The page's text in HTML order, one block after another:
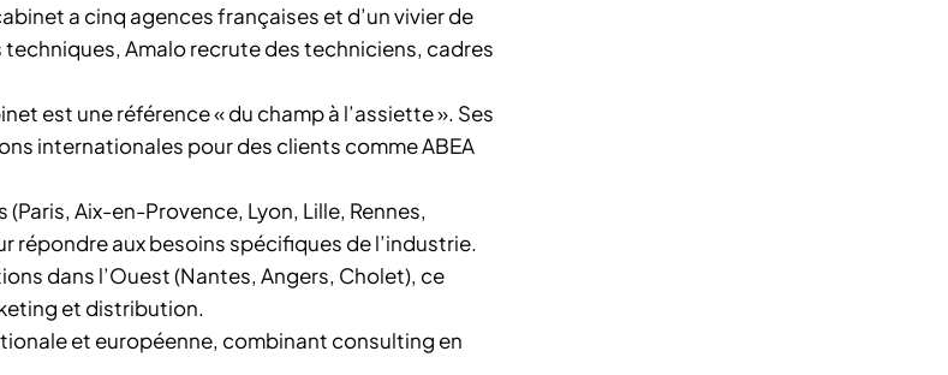
a cinq agences françaises et d’un vivier de
Amalo recrute des techniciens, cadres
est une référence « du champ à l’assiette ». Ses
internationales pour des clients comme ABEA
Aix-en-Provence, Lyon, Lille, Rennes,
aux besoins spécifiques de l’industrie.
dans l’Ouest (Nantes, Angers, Cholet), ce
et distribution.
et européenne, combinant consulting en